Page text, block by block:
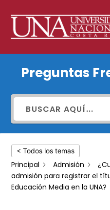
promedio
de
admisión
para
registrar
Preguntas
< Todos los temas
Principal Admisión
admisión para registrar el
Educación Media en la UNA?